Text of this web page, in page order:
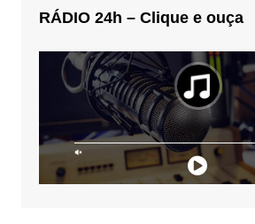
RÁDIO 24h – Clique e ouça